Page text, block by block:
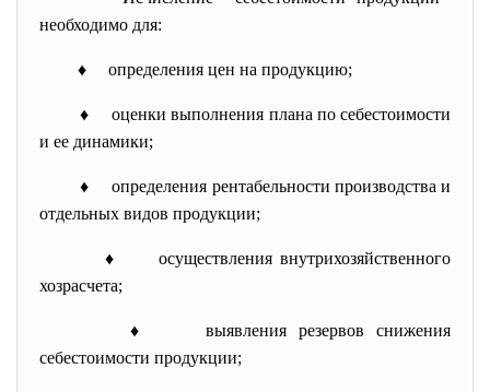
необходимо для:
♦ определения цен на продукцию;
♦ оценки выполнения плана по себестоимости
и ее динамики;
♦ определения рентабельности производства и
отдельных видов продукции;
♦ осуществления внутрихозяйственного
хозрасчета;
♦ выявления резервов снижения
себестоимости продукции;